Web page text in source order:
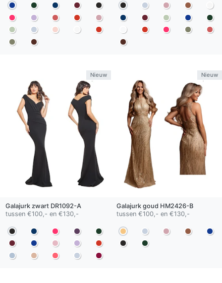
Nieuw
Galajurk zwartDR1092-A
tussen €100,- en €130,-
Nieuw
Galajurk goud HM2426-B
tussen €100,- en €130,-